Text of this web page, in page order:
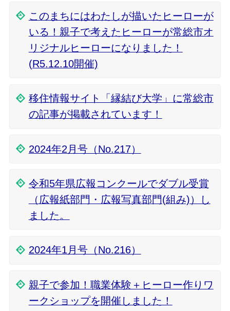
このまちにはわたしが描いたヒーローが
いる！親子で考えたヒーローが常総市オ
リジナルヒーローになりました！
(R5.12.10開催)
移住情報サイト「縁結び大学」に常総市
の記事が掲載されています！
2024年2月号（No.217）
令和5年県広報コンクールでダブル受賞
（広報紙部門・広報写真部門(組み)）し
ました。
2024年1月号（No.216）
親子で参加！職業体験＋ヒーロー作りワ
ークショップを開催しました！